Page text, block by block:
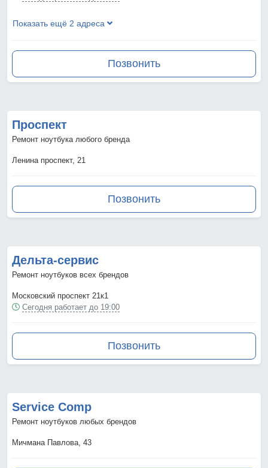
Показать ещё 2 адреса
Позвонить
Проспект
Ремонт ноутбука любого бренда
Ленина проспект, 21
Позвонить
Дельта-сервис
Ремонт ноутбуков всех брендов
Московский проспект 21к1
Сегодня работает до 19:00
Позвонить
Service Comp
Ремонт ноутбуков любых брендов
Мичмана Павлова, 43